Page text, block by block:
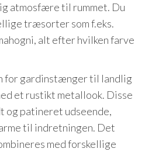
atmosfære til rummet. Du
træsorter som f.eks.
alt efter hvilken farve
for gardinstænger til landlig
et rustikt metallook. Disse
og patineret udseende,
til indretningen. Det
med forskellige